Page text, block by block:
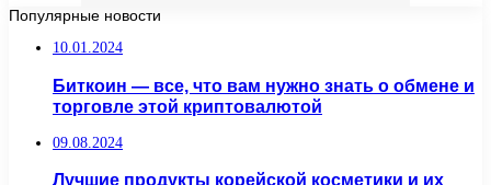
Популярные новости
10.01.2024
Биткоин — все, что вам нужно знать о обмене и
торговле этой криптовалютой
09.08.2024
Лучшие продукты корейской косметики и их